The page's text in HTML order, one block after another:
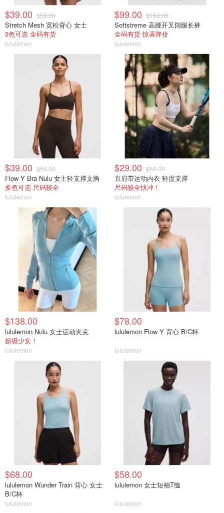
$39.00 $58.00
Stretch Mesh 宽松背心 女士
3色可选 全码有货
lululemon
$99.00 $168.00
Softstreme 高腰开叉阔腿长裤
全码有货 惊喜降价
lululemon
$39.00 $54.00
Flow Y Bra Nulu 女士轻支撑文胸
多色可选 尺码较全
lululemon
$29.00 $64.00
直肩带运动内衣 轻度支撑
尺码较全快冲！
lululemon
$138.00
lululemon Nulu 女士运动夹克
超级少女！
lululemon
$78.00
lululemon Flow Y 背心 B/C杯
lululemon
$68.00
lululemon Wunder Train 背心 女士
B/C杯
lululemon
$58.00
lululemon 女士短袖T恤
lululemon